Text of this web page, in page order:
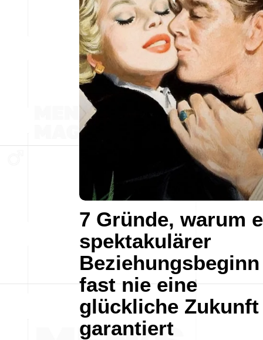
7 Gründe, warum
spektakulärer
Beziehungsbeginn
fast nie eine
glückliche Zukunft
garantiert